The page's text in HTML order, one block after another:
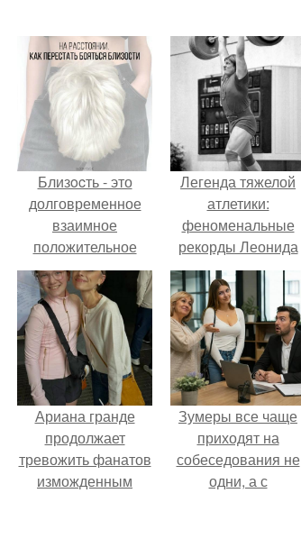
Близocть - это
долговременное
взаимное
положительное
эмоциональное
вовлечение,
взаимодействие.
Легенда тяжелой
атлетики:
феноменальные
рекорды Леонида
Тараненко.
Ариана гранде
продолжает
тревожить фанатов
изможденным
Зумеры все чаще
приходят на
собеседования не
одни, а с